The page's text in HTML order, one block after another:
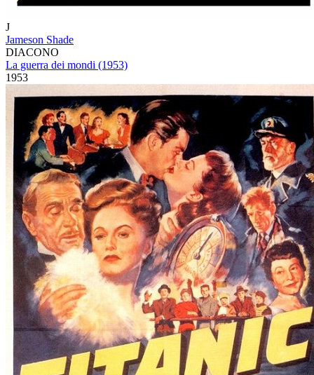
J
Jameson Shade
DIACONO
La guerra dei mondi (1953)
1953